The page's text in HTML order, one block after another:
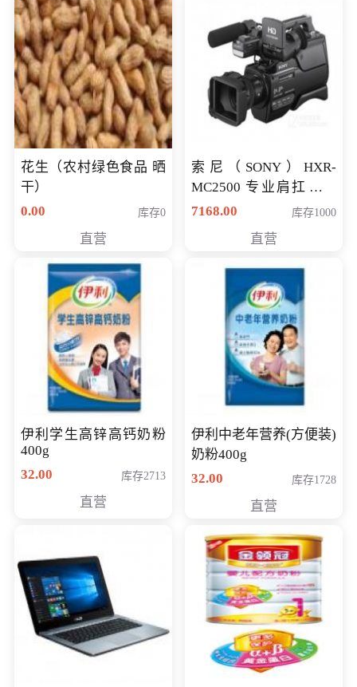
花生（农村绿色食品 晒
干）
0.00
库存0
直营
索尼（SONY）HXR-
MC2500 专业肩扛式存
储卡全高清摄录一体机
清入门级摄像机
7168.00 库存1000
直营
伊利学生高锌高钙奶粉
400g
32.00
库存2713
直营
伊利中老年营养(方便装)
奶粉400g
32.00
库存1728
直营